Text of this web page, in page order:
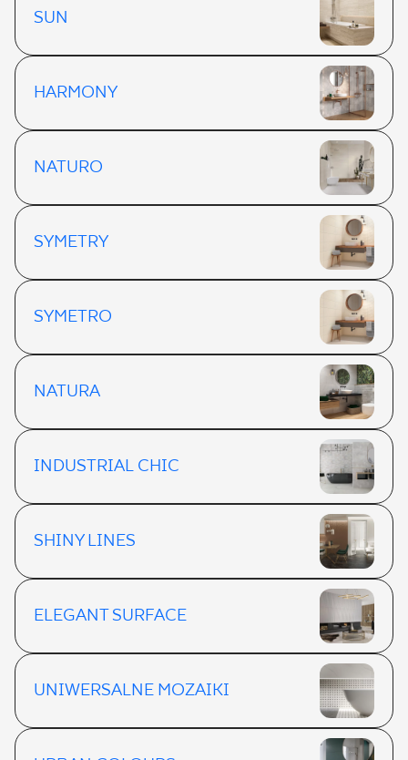
SUN
HARMONY
NATURO
SYMETRY
SYMETRO
NATURA
INDUSTRIAL CHIC
SHINY LINES
ELEGANT SURFACE
UNIWERSALNE MOZAIKI